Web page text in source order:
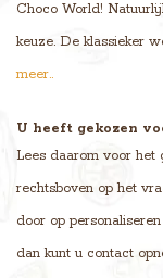
Choco World!
keuze. De klassieker
meer..
U heeft gekozen
Lees daarom voor
rechtsboven op het
door op
dan kunt u contact